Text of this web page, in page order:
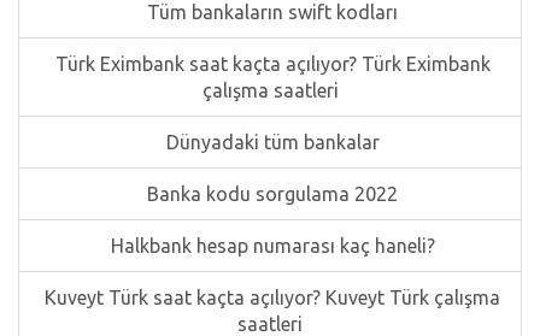
Tüm bankaların swift kodları
Türk Eximbank saat kaçta açılıyor? Türk Eximbank
çalışma saatleri
Dünyadaki tüm bankalar
Banka kodu sorgulama 2022
Halkbank hesap numarası kaç haneli?
Kuveyt Türk saat kaçta açılıyor? Kuveyt Türk çalışma
saatleri